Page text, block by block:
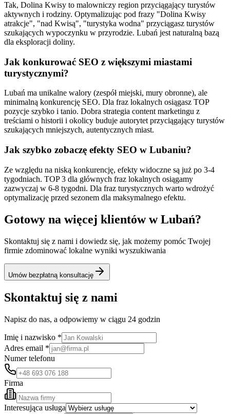
Tak, Dolina Kwisy to malowniczy region przyciągający turystów
aktywnych i rodziny. Optymalizując pod frazy "Dolina Kwisy
atrakcje", "nad Kwisą", "turystyka wodna" przyciągasz turystów
szukających wypoczynku w przyrodzie. Lubań jest naturalną bazą
dla eksploracji doliny.
Jak konkurować SEO z większymi miastami
turystycznymi?
Lubań ma unikalne walory (zespół miejski, mury obronne), ale
minimalną konkurencję SEO. Dla fraz lokalnych osiągasz TOP
pozycje szybko i tanio. Dobra strategia content marketingu z
treściami o historii i okolicy buduje autorytet przyciągający turystów
szukających mniejszych, autentycznych miast.
Jak szybko zobaczę efekty SEO w Lubaniu?
Ze względu na niską konkurencję, efekty widoczne są już po 3-4
tygodniach. TOP 3 dla głównych fraz lokalnych osiągamy
zazwyczaj w 6-8 tygodni. Dla fraz turystycznych warto wdrożyć
optymalizację przed sezonem dla maksymalnego efektu.
Gotowy na więcej klientów wLubań?
Skontaktuj się z nami i dowiedz się, jak możemy pomóc Twojej
firmie zdominować lokalne wyniki wyszukiwania
Umów bezpłatną konsultację
Skontaktuj się z nami
Napisz do nas, a odpowiemy w ciągu 24 godzin
Imię i nazwisko *
Adres email *
Numer telefonu
Firma
Interesująca usługa